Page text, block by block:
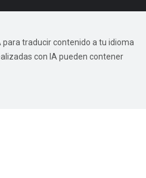
para traducir contenido a tu idioma
con IA pueden contener